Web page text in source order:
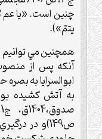
چنين است. «يا عم
يتمّ»).
همچنين مي توانيم
آنکه پس از
ابوالسرايا به
به آتش کشيده
ص149)و در